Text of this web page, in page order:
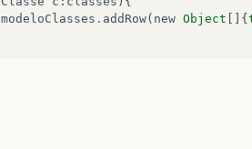
modeloClasses . addRow( new Object []{